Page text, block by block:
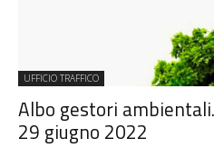
UFFICIO TRAFFICO
Albo gestori
29 giugno 2022